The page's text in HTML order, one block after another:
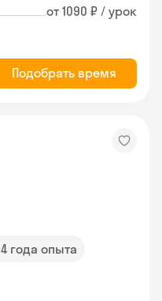
от 1090 ₽ / урок
Подобрать время
4 года опыта